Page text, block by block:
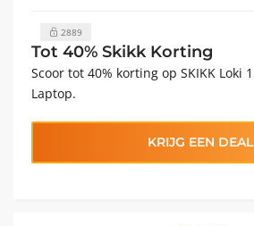
2889
Tot 40% Skikk Korting
Scoor tot 40% korting op SKIKK Loki
Laptop.
KRIJG EEN DEAL